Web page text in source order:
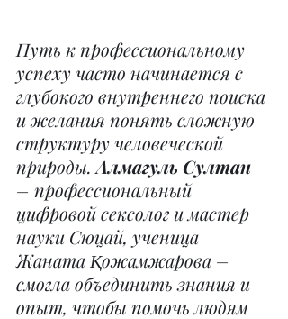
Путь к профессиональному
успеху часто начинается с
глубокого внутреннего поиска
и желания понять сложную
структуру человеческой
природы. Алмагуль Султан
– профессиональный
цифровой сексолог и мастер
науки Сюцай, ученица
Жаната Қожамжарова –
смогла объединить знания и
опыт, чтобы помочь людям